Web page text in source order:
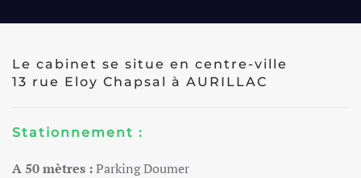
Le cabinet se situe en centre-ville
13 rue Eloy Chapsal à AURILLAC
Stationnement :
A 50 mètres :Parking Doumer